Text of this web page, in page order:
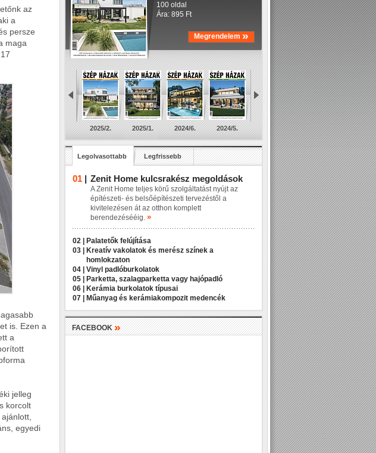
az
a
persze
maga
is. Ezen a
a
jelleg
korcolt
egyedi
100 oldal
Ára: 895 Ft
Megrendelem »
2025/2. 2025/1. 2024/6. 2024/5.
Legolvasottabb Legfrissebb
01 | Zenit Home kulcsrakész megoldások
A Zenit Home teljes körű szolgáltatást nyújt az
építészeti- és belsőépítészeti tervezéstől a
kivitelezésen át az otthon komplett
berendezésééig. »
02 |
Palatetők felújítása
03 |
Kreatív vakolatok és merész színek a
homlokzaton
04 |
Vinyl padlóburkolatok
05 |
Parketta, szalagparketta vagy hajópadló
06 |
Kerámia burkolatok típusai
07 |
Műanyag és kerámiakompozit medencék
FACEBOOK»